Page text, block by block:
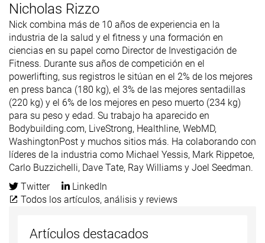
Nicholas Rizzo
Nick combina más de 10 años de experiencia en la
industria de la salud y el fitness y una formación en
ciencias en su papel como Director de Investigación de
Fitness. Durante sus años de competición en el
powerlifting, sus registros le sitúan en el 2% de los mejores
en press banca (180 kg), el 3% de las mejores sentadillas
(220 kg) y el 6% de los mejores en peso muerto (234 kg)
para su peso y edad. Su trabajo ha aparecido en
Bodybuilding.com, LiveStrong, Healthline, WebMD,
WashingtonPost y muchos sitios más. Ha colaborando con
líderes de la industria como Michael Yessis, Mark Rippetoe,
Carlo Buzzichelli, Dave Tate, Ray Williams y Joel Seedman.
Twitter
LinkedIn
Todos los artículos, análisis y reviews
Artículos destacados